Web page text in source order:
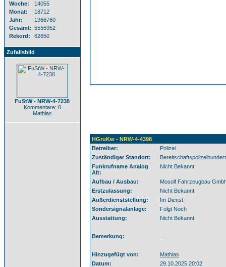
Woche:
14055
Monat:
18712
Jahr:
1966760
Gesamt: 5555952
Rekord:
62650
Zufallsbild
FuStW - NRW-4-7238
Kommentare: 0
Mathias
HGruKw - NRW-4-4398
Betreiber:
Polizei
Zuständiger Standort:
Funkrufname Analog
Alt:
Nicht Bekannt
Aufbau / Ausbau:
Mosolf Fahrzeugbau
Erstzulassung:
Nicht Bekannt
Außerdienststellung:
Im Dienst
Sondersignalanlage:
Folgt Noch
Ausstattung:
Nicht Bekannt
Bemerkung:
Hinzugefügt von:
Mathias
Datum:
29.10.2025 20:02